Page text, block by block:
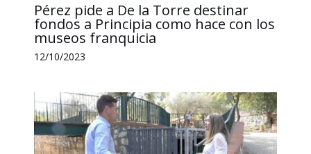
Pérez pide a De la Torre destinar
fondos a Principia como hace con los
museos franquicia
12/10/2023